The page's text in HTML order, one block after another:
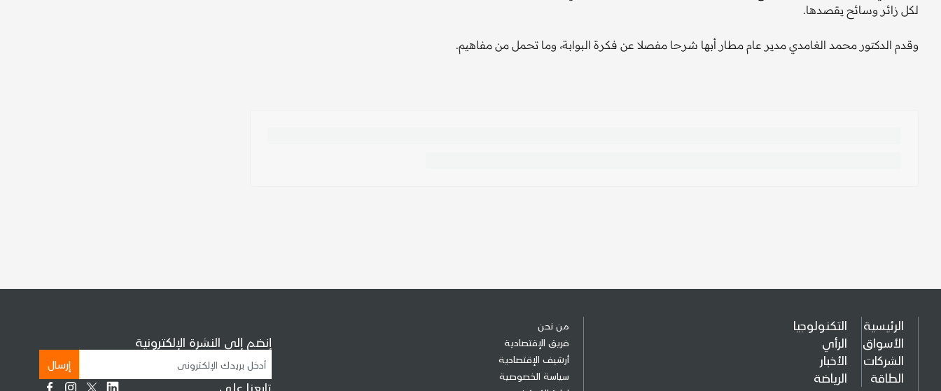
لكل زائر وسائح يقصدها.
وقدم الدكتور محمد الغامدي مدير عام مطار أبها شرحا مفصلا عن فكرة البوابة، وما تحمل من مفاهيم.
الرئيسية
الأسواق
الشركات
الطاقة
التكنولوجيا
الرأي
الأخبار
الرياضة
من نحن
فريق الإقتصادية
أرشيف الإقتصادية
سياسة الخصوصية
إنضم إلى النشرة الإلكترونية
إرسال
تابعنا على